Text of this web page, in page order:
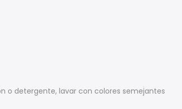
o detergente, lavar con colores semejantes